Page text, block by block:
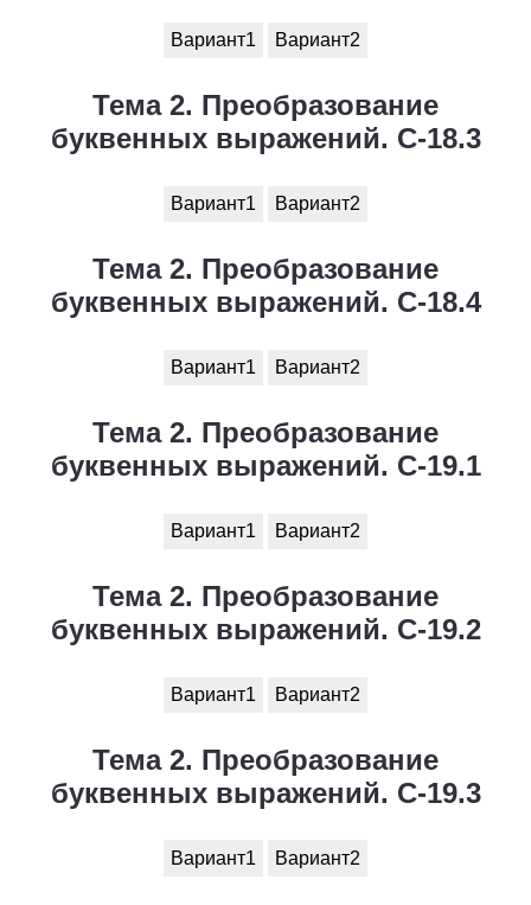
Вариант1 Вариант2
Тема 2. Преобразование
буквенных выражений. С-18.3
Вариант1 Вариант2
Тема 2. Преобразование
буквенных выражений. С-18.4
Вариант1 Вариант2
Тема 2. Преобразование
буквенных выражений. С-19.1
Вариант1 Вариант2
Тема 2. Преобразование
буквенных выражений. С-19.2
Вариант1 Вариант2
Тема 2. Преобразование
буквенных выражений. С-19.3
Вариант1 Вариант2